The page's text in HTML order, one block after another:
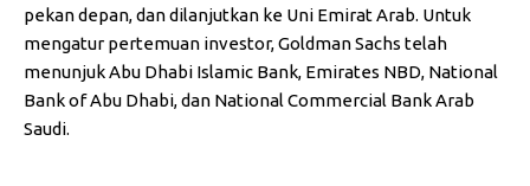
pekan depan, dan dilanjutkan ke Uni Emirat Arab. Untuk
mengatur pertemuan investor, Goldman Sachs telah
menunjuk Abu Dhabi Islamic Bank, Emirates NBD, National
Bank of Abu Dhabi, dan National Commercial Bank Arab
Saudi.